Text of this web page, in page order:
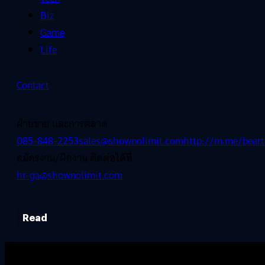
Biz
Game
Life
Contact
ฝ่ายขาย และการตลาด
085-848-2253sales@shownolimit.comhttp://m.me/
สมัครงาน/ฝึกงาน ติดต่อได้ที่
hr-ga@shownolimit.com
Read